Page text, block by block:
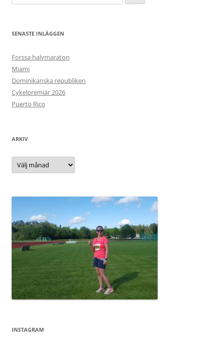
efter:
SENASTE INLÄGGEN
Forssa halvmaraton
Miami
Dominikanska republiken
Cykelpremiär 2026
Puerto Rico
ARKIV
Arkiv
INSTAGRAM